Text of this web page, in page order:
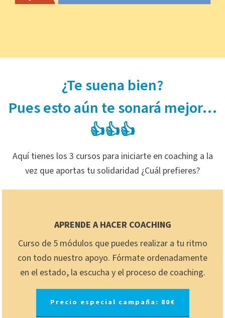
¿Te suena bien?
Pues esto aún te sonará mejor…
👍👍👍
Aquí tienes los 3 cursos para iniciarte en coaching a la
vez que aportas tu solidaridad ¿Cuál prefieres?
APRENDE A HACER COACHING
Curso de 5 módulos que puedes realizar a tu ritmo
con todo nuestro apoyo. Fórmate ordenadamente
en el estado, la escucha y el proceso de coaching.
Precio especial campaña: 80€